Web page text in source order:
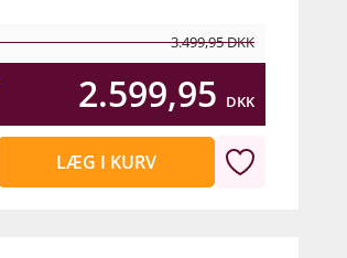
3.499,95DKK
2.599,95 DKK
LÆG I KURV